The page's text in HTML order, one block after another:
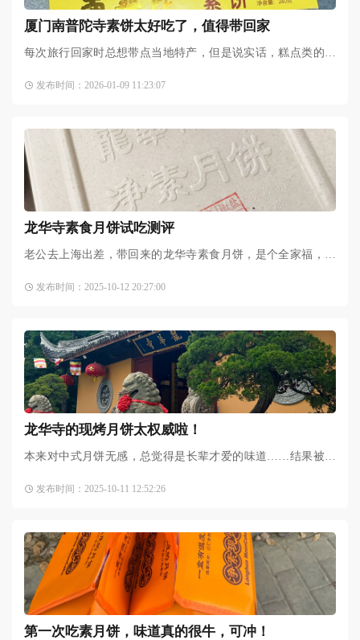
厦门南普陀寺素饼太好吃了，值得带回家
每次旅行回家时总想带点当地特产，但是说实话，糕点类的礼
很多口味的这种馅饼，评
发布时间：2026-01-09 11:23:07
龙华寺素食月饼试吃测评
老公去上海出差，带回来的龙华寺素食月饼，是个全家福，一
别好吃，用烤箱稍微烤了
发布时间：2025-10-12 20:27:00
龙华寺的现烤月饼太权威啦！
本来对中式月饼无感，总觉得是长辈才爱的味道……结果被闺
队伍里超多阿姨妈妈和亚
发布时间：2025-10-11 12:52:26
第一次吃素月饼，味道真的很牛，可冲！